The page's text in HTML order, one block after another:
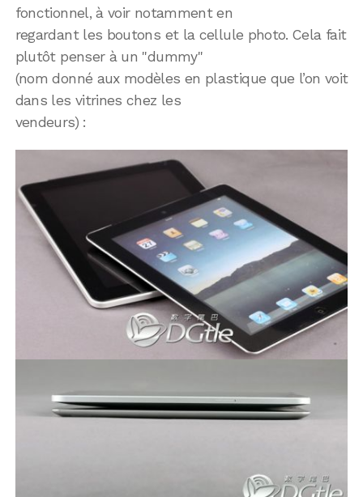
fonctionnel, à voir notamment en
regardant les boutons et la cellule photo. Cela fait
plutôt penser à un "dummy"
(nom donné aux modèles en plastique que l’on voit
dans les vitrines chez les
vendeurs) :